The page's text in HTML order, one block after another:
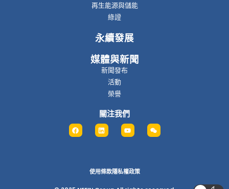
再生能源與儲能
綠證
永續發展
媒體與新聞
新聞發布
活動
榮譽
關注我們
使用條款隱私權政策